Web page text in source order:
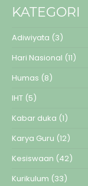
KATEGORI
Adiwiyata (3)
Hari Nasional (11)
Humas (8)
IHT (5)
Kabar duka (1)
Karya Guru (12)
Kesiswaan (42)
Kurikulum (33)